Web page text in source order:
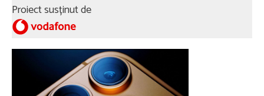
Proiect susținut de